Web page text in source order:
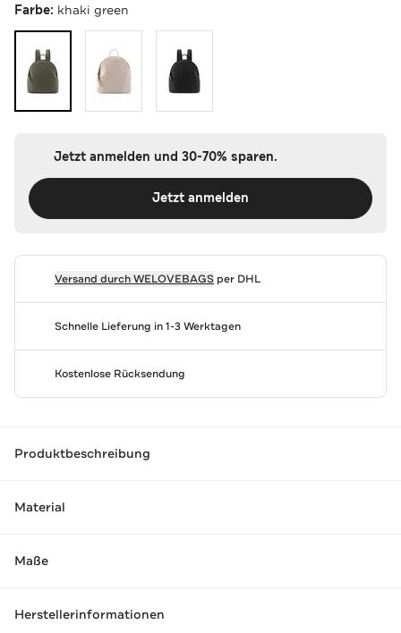
Farbe: khaki green
Jetzt anmelden und 30-70% sparen.
Jetzt anmelden
Versand durchWELOVEBAGSper DHL
Schnelle Lieferung in 1-3 Werktagen
Kostenlose Rücksendung
Produktbeschreibung
Material
Maße
Herstellerinformationen